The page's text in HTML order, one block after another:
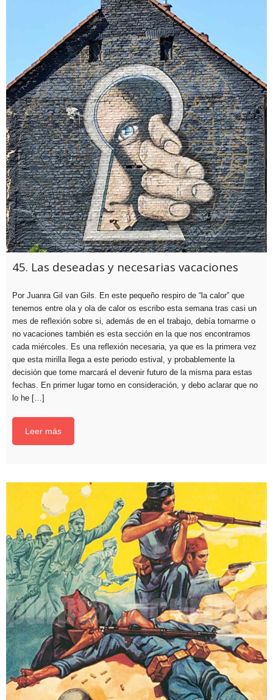
45. Las deseadas y necesarias vacaciones
Por Juanra Gil van Gils. En este pequeño respiro de “la calor” que
tenemos entre ola y ola de calor os escribo esta semana tras casi un
mes de reflexión sobre si, además de en el trabajo, debía tomarme o
no vacaciones también es esta sección en la que nos encontramos
cada miércoles. Es una reflexión necesaria, ya que es la primera vez
que esta mirilla llega a este periodo estival, y probablemente la
decisión que tome marcará el devenir futuro de la misma para estas
fechas. En primer lugar tomo en consideración, y debo aclarar que no
lo he […]
Leer más